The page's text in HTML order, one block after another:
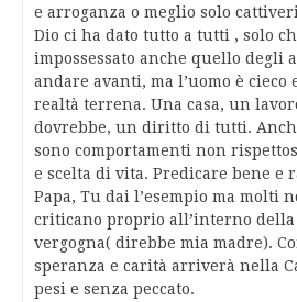
e arroganza o meglio solo
Dio ci ha dato tutto a tutti , solo
impossessato anche quello degli
andare avanti, ma l’uomo è cieco
realtà terrena. Una casa, un
dovrebbe, un diritto di tutti.
sono comportamenti non
e scelta di vita. Predicare bene e
Papa, Tu dai l’esempio ma molti
criticano proprio all’interno della
vergogna( direbbe mia madre).
speranza e carità arriverà nella
pesi e senza peccato.